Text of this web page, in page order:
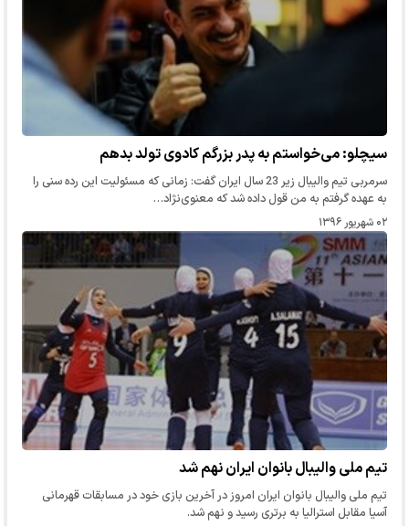
سیچلو: می‌خواستم به پدر بزرگم کادوی تولد بدهم
سرمربی تیم والیبال زیر 23 سال ایران گفت: زمانی که مسئولیت این رده سنی را
به عهده گرفتم به من قول داده شد که معنوی‌نژاد…
۰۲ شهریور ۱۳۹۶
تیم ملی والیبال بانوان ایران نهم شد
تیم ملی والیبال بانوان ایران امروز در آخرین بازی خود در مسابقات قهرمانی
آسیا مقابل استرالیا به برتری رسید و نهم شد.